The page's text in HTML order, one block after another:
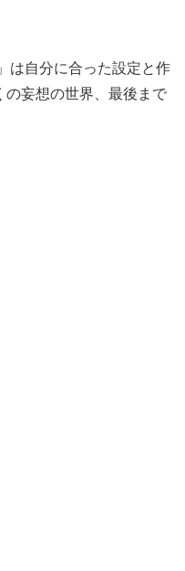
は自分に合った設定と作
の妄想の世界、最後まで